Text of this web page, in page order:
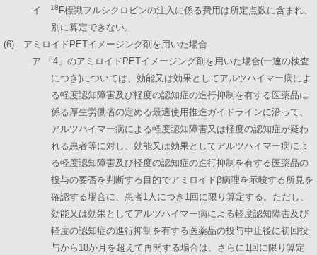
イ
18 F標識フルシクロビンの注入に係る費用は所定点数に含まれ、
別に算定できない。
(6) アミロイドPETイメージング剤を用いた場合
ア 「4」のアミロイドPETイメージング剤を用いた場合(一連の検査
につき)については、効能又は効果としてアルツハイマー病によ
る軽度認知障害及び軽度の認知症の進行抑制を有する医薬品に
係る厚生労働省の定める最適使用推進ガイドラインに沿って、
アルツハイマー病による軽度認知障害又は軽度の認知症が疑わ
れる患者等に対し、効能又は効果としてアルツハイマー病によ
る軽度認知障害及び軽度の認知症の進行抑制を有する医薬品の
投与の要否を判断する目的でアミロイドβ病理を示唆する所見を
確認する場合に、患者1人につき1回に限り算定する。ただし、
効能又は効果としてアルツハイマー病による軽度認知障害及び
軽度の認知症の進行抑制を有する医薬品の投与中止後に初回投
与から18か月を超えて再開する場合は、さらに1回に限り算定